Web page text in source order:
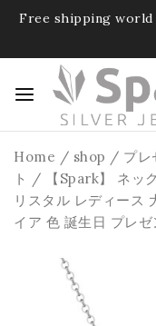
Free shipping
Home / shop / プレ
ト /
【Spark】 ネッ
リスタル レディース
イア 色 誕生日 プレ